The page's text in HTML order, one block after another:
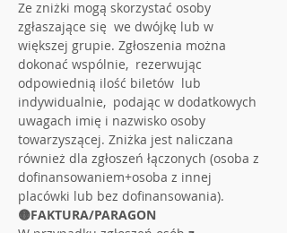
Ze zniżki mogą skorzystać osoby
zgłaszające się  we dwójkę lub w
większej grupie. Zgłoszenia można
dokonać wspólnie,  rezerwując
odpowiednią ilość biletów  lub
indywidualnie,  podając w dodatkowych
uwagach imię i nazwisko osoby
towarzyszącej. Zniżka jest naliczana
również dla zgłoszeń łączonych (osoba z
dofinansowaniem+osoba z innej
placówki lub bez dofinansowania).
🟡FAKTURA/PARAGON